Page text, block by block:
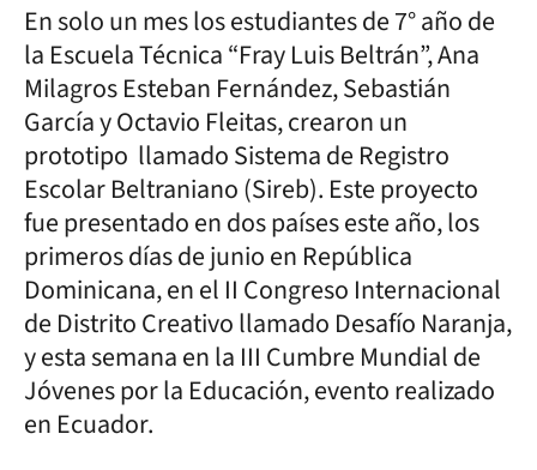
En solo un mes los estudiantes de 7° año de
la Escuela Técnica “Fray Luis Beltrán”, Ana
Milagros Esteban Fernández, Sebastián
García y Octavio Fleitas, crearon un
prototipo llamado Sistema de Registro
Escolar Beltraniano (Sireb). Este proyecto
fue presentado en dos países este año, los
primeros días de junio en República
Dominicana, en el II Congreso Internacional
de Distrito Creativo llamado Desafío Naranja,
y esta semana en la III Cumbre Mundial de
Jóvenes por la Educación, evento realizado
en Ecuador.